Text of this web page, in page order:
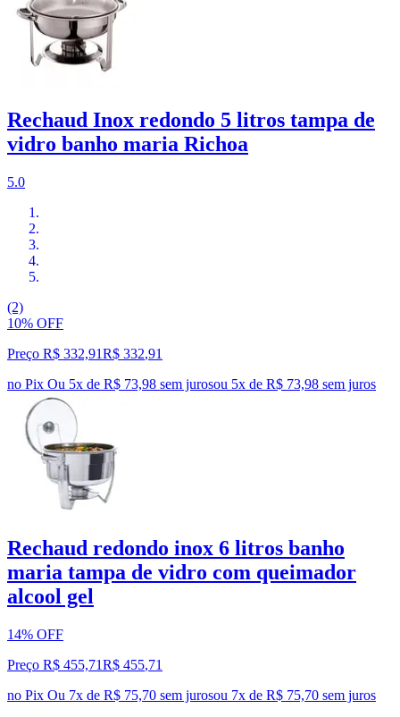
Rechaud Inox redondo 5 litros tampa de
vidro banho maria Richoa
5.0
(2)
10% OFF
Preço R$ 332,91R$ 332,91
no Pix Ou 5x de R$ 73,98 sem jurosou 5x de R$ 73,98 sem juros
Rechaud redondo inox 6 litros banho
maria tampa de vidro com queimador
alcool gel
14% OFF
Preço R$ 455,71R$ 455,71
no Pix Ou 7x de R$ 75,70 sem jurosou 7x de R$ 75,70 sem juros